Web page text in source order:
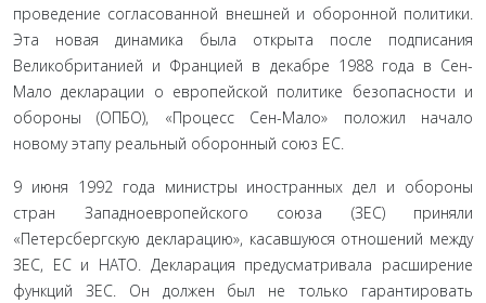
проведение согласованной внешней и оборонной политики.
Эта новая динамика была открыта после подписания
Великобританией и Францией в декабре 1988 года в Сен-
Мало декларации о европейской политике безопасности и
обороны (ОПБО), «Процесс Сен-Мало» положил начало
новому этапу реальный оборонный союз ЕС.
9 июня 1992 года министры иностранных дел и обороны
стран Западноевропейского союза (ЗЕС) приняли
«Петерсбергскую декларацию», касавшуюся отношений между
ЗЕС, ЕС и НАТО. Декларация предусматривала расширение
функций ЗЕС. Он должен был не только гарантировать